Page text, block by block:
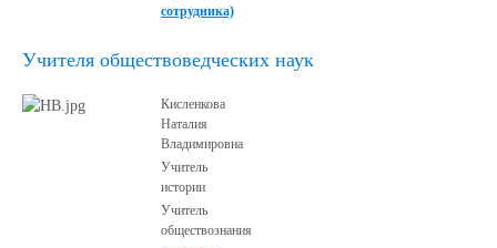
сотрудника)
Учителя обществоведческих наук
Кисленкова
Наталия
Владимировна
Учитель
истории
Учитель
обществознания